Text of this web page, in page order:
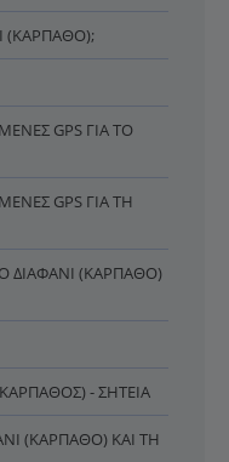
(ΚΆΡΠΑΘΟ);
GPS ΓΙΑ ΤΟ
GPS ΓΙΑ ΤΗ
ΔΙΑΦΆΝΙ (ΚΆΡΠΑΘΟ)
- ΣΗΤΕΊΑ
(ΚΆΡΠΑΘΟ) ΚΑΙ ΤΗ